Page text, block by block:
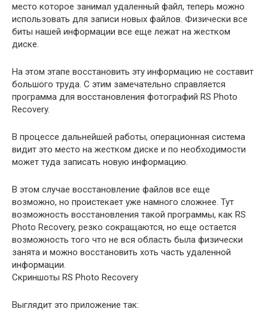
место которое занимал удаленный файл, теперь можно
использовать для записи новых файлов. Физически все
биты нашей информации все еще лежат на жестком
диске.
На этом этапе восстановить эту информацию не составит
большого труда. С этим замечательно справляется
программа для восстановления фотографий RS Photo
Recovery.
В процессе дальнейшей работы, операционная система
видит это место на жестком диске и по необходимости
может туда записать новую информацию.
В этом случае восстановление файлов все еще
возможно, но проистекает уже намного сложнее. Тут
возможность восстановления такой программы, как RS
Photo Recovery, резко сокращаются, но еще остается
возможность того что не вся область была физически
занята и можно восстановить хоть часть удаленной
информации.
Скриншоты RS Photo Recovery
Выглядит это приложение так: